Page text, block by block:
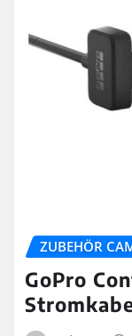
ZUBEHÖR
GoPro